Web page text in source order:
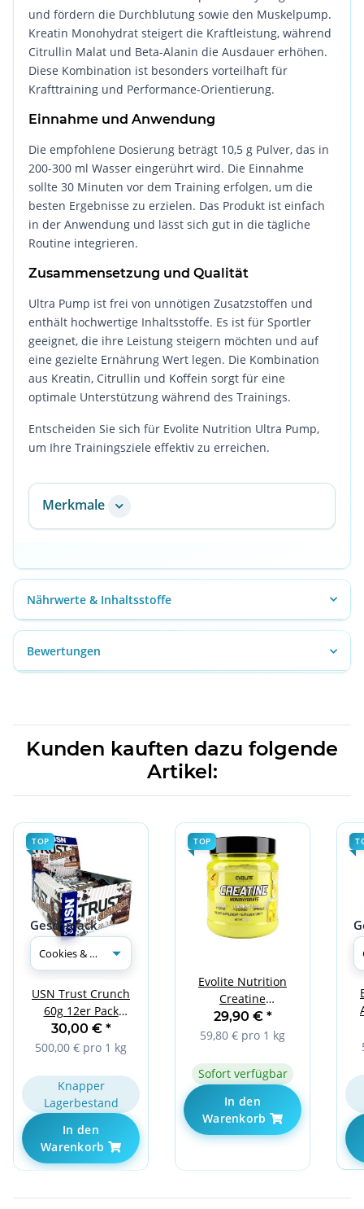
und fördern die Durchblutung sowie den Muskelpump.
Kreatin Monohydrat steigert die Kraftleistung, während
Citrullin Malat und Beta-Alanin die Ausdauer erhöhen.
Diese Kombination ist besonders vorteilhaft für
Krafttraining und Performance-Orientierung.
Einnahme und Anwendung
Die empfohlene Dosierung beträgt 10,5 g Pulver, das in
200-300 ml Wasser eingerührt wird. Die Einnahme
sollte 30 Minuten vor dem Training erfolgen, um die
besten Ergebnisse zu erzielen. Das Produkt ist einfach
in der Anwendung und lässt sich gut in die tägliche
Routine integrieren.
Zusammensetzung und Qualität
Ultra Pump ist frei von unnötigen Zusatzstoffen und
enthält hochwertige Inhaltsstoffe. Es ist für Sportler
geeignet, die ihre Leistung steigern möchten und auf
eine gezielte Ernährung Wert legen. Die Kombination
aus Kreatin, Citrullin und Koffein sorgt für eine
optimale Unterstützung während des Trainings.
Entscheiden Sie sich für Evolite Nutrition Ultra Pump,
um Ihre Trainingsziele effektiv zu erreichen.
Merkmale
Nährwerte & Inhaltsstoffe
Bewertungen
Kunden kauften dazu folgende
Artikel:
TOP
Geschmack
USN Trust Crunch
60g 12er Pack
Cookies & Cream
30,00 € *
500,00 € pro 1 kg
Knapper
Lagerbestand
In den
Warenkorb
TOP
Evolite Nutrition
Creatine
Monohydrate 500g
Lemon
29,90 € *
59,80 € pro 1 kg
Sofort verfügbar
In den
Warenkorb